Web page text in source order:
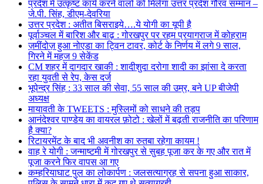
प्रदेश में उत्कृष्ट कार्य करने वालों को मिलेगा उत्तर प्रदेश गौरव सम्मान –
जे.पी. सिंह, डीएम-देवरिया
उत्तर प्रदेश : अतीत बिसराइये….ये योगी का यूपी है
पूर्वाञ्चल में बारिश और बाढ़ : गोरखपुर पर रहम प्रयागराज में कोहराम
ज़मींदोज़ हुआ नोएडा का ट्विन टावर, कोर्ट के निर्णय में लगे 9 साल,
गिरने में महज 9 सेकेंड
CM शहर में दागदार खाकी : शादीशुदा दरोगा शादी का झांसा दे करता
रहा युवती से रेप, केस दर्ज
भूपेन्द्र सिंह : 33 साल की सेवा, 55 साल की उम्र, बने UP बीजेपी
अध्यक्ष
मायावती के TWEETS : मुस्लिमों को साधने की तड़प
आनंदेश्वर पाण्डेय का वायरल फ़ोटो : खेलों में बढ़ती राजनीति का परिणाम
है क्या?
रिटायरमेंट के बाद भी अवनीश का रुतबा रहेगा कायम !
वाह रे योगी : जन्माष्टमी में गोरखपुर से सुबह पूजा कर के गए और रात में
पूजा करने फिर वापस आ गए
कम्हरियाघाट पुल का लोकार्पण : जलसत्याग्रह से सपना हुआ साकार,